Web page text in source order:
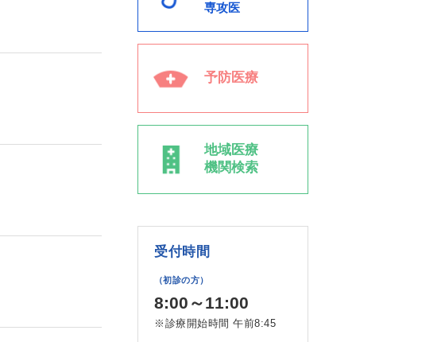
専攻医
予防医療
地域医療
機関検索
受付時間
（初診の方）
8:00～11:00
※診療開始時間 午前8:45